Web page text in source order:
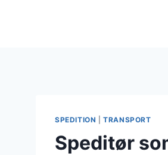
SPEDITION |TRANSPORT
Speditør